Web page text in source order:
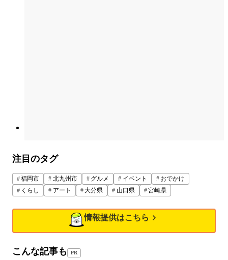
注目のタグ
福岡市 北九州市 グルメ イベント
おでかけ
くらし
アート 大分県 山口県 宮崎県
情報提供はこちら
こんな記事も PR